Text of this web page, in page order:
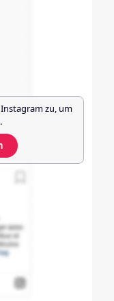
Instagramzu, um